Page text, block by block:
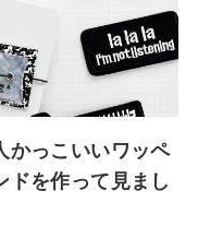
かっこいいワッペ
ドを作って見まし